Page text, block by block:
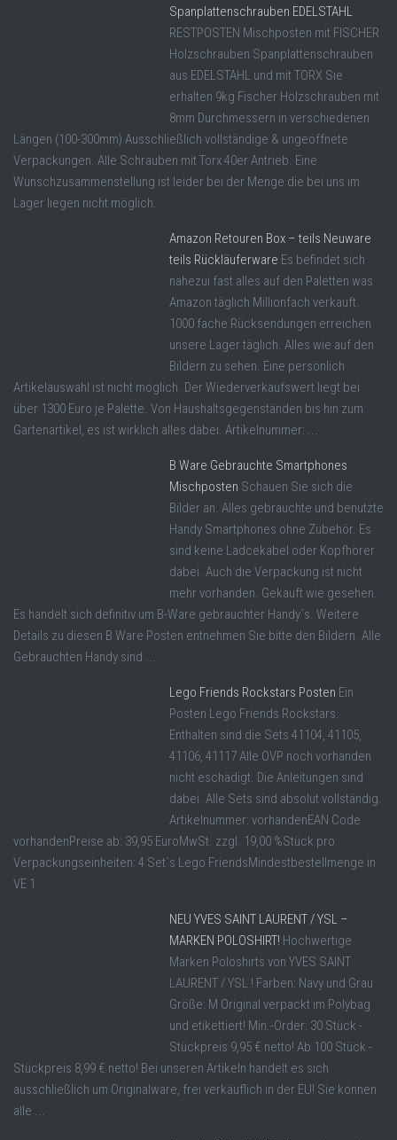
Spanplattenschrauben EDELSTAHL
RESTPOSTEN Mischposten mit FISCHER
Holzschrauben Spanplattenschrauben
aus EDELSTAHL und mit TORX Sie
erhalten 9kg Fischer Holzschrauben mit
8mm Durchmessern in verschiedenen
Längen (100-300mm) Ausschließlich vollständige & ungeöffnete
Verpackungen. Alle Schrauben mit Torx 40er Antrieb. Eine
Wunschzusammenstellung ist leider bei der Menge die bei uns im
Lager liegen nicht möglich.
Amazon Retouren Box – teils Neuware
teils Rückläuferware Es befindet sich
nahezui fast alles auf den Paletten was
Amazon täglich Millionfach verkauft.
1000 fache Rücksendungen erreichen
unsere Lager täglich. Alles wie auf den
Bildern zu sehen. Eine persönlich
Artikelauswahl ist nicht möglich. Der Wiederverkaufswert liegt bei
über 1300 Euro je Palette. Von Haushaltsgegenständen bis hin zum
Gartenartikel, es ist wirklich alles dabei. Artikelnummer: ...
B Ware Gebrauchte Smartphones
Mischposten Schauen Sie sich die
Bilder an. Alles gebrauchte und benutzte
Handy Smartphones ohne Zubehör. Es
sind keine Ladcekabel oder Kopfhörer
dabei. Auch die Verpackung ist nicht
mehr vorhanden. Gekauft wie gesehen.
Es handelt sich definitiv um B-Ware gebrauchter Handy´s. Weitere
Details zu diesen B Ware Posten entnehmen Sie bitte den Bildern. Alle
Gebrauchten Handy sind ...
Lego Friends Rockstars Posten Ein
Posten Lego Friends Rockstars.
Enthalten sind die Sets 41104, 41105,
41106, 41117 Alle OVP noch vorhanden
nicht eschädigt. Die Anleitungen sind
dabei. Alle Sets sind absolut vollständig.
Artikelnummer: vorhandenEAN Code
vorhandenPreise ab: 39,95 EuroMwSt. zzgl. 19,00 %Stück pro
Verpackungseinheiten: 4 Set´s Lego FriendsMindestbestellmenge in
VE 1
NEU YVES SAINT LAURENT / YSL –
MARKEN POLOSHIRT! Hochwertige
Marken Poloshirts von YVES SAINT
LAURENT / YSL ! Farben: Navy und Grau
Größe: M Original verpackt im Polybag
und etikettiert! Min.-Order: 30 Stück -
Stückpreis 9,95 € netto! Ab 100 Stück -
Stückpreis 8,99 € netto! Bei unseren Artikeln handelt es sich
ausschließlich um Originalware, frei verkäuflich in der EU! Sie können
alle ...